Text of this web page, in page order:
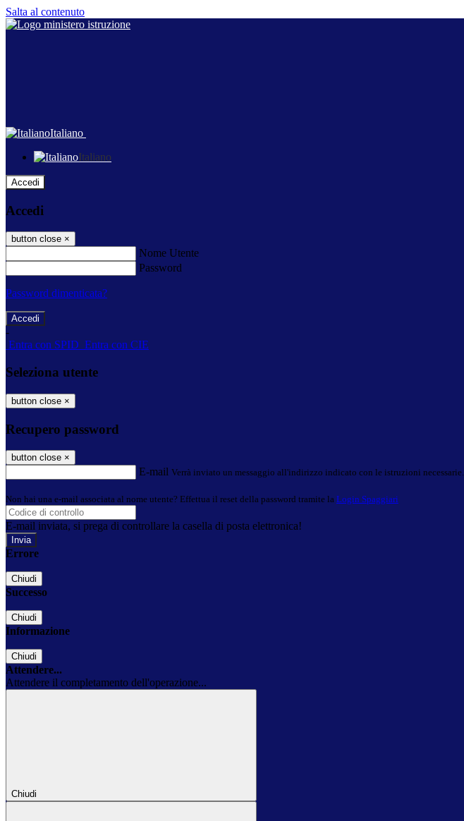
Salta al contenuto
Italiano
Italiano
Accedi
Accedi
button close ×
Nome Utente
Password
Password dimenticata?
-
Entra con SPID Entra con CIE
Seleziona utente
button close ×
Recupero password
button close ×
E-mail Verrà inviato un messaggio all'indirizzo indicato con le istruzioni necessarie.
Non hai una e-mail associata al nome utente? Effettua il reset della password tramite la Login Spaggiari
E-mail inviata, si prega di controllare la casella di posta elettronica!
Errore
Chiudi
Successo
Chiudi
Informazione
Chiudi
Attendere...
Attendere il completamento dell'operazione...
Chiudi